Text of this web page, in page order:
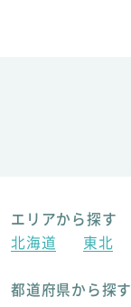
エリアから探す
北海道
東北
都道府県から探す